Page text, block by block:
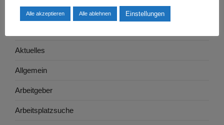
KATEGORIEN
Aktuelles
Allgemein
Arbeitgeber
Arbeitsplatzsuche
Alle akzeptieren Alle ablehnen Einstellungen